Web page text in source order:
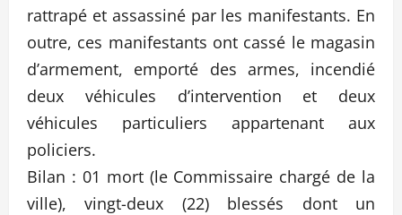
rattrapé et assassiné par les manifestants. En
outre, ces manifestants ont cassé le magasin
d’armement, emporté des armes, incendié
deux véhicules d’intervention et deux
véhicules particuliers appartenant aux
policiers.
Bilan : 01 mort (le Commissaire chargé de la
ville), vingt-deux (22) blessés dont un